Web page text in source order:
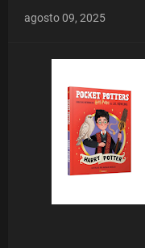
agosto 09, 2025